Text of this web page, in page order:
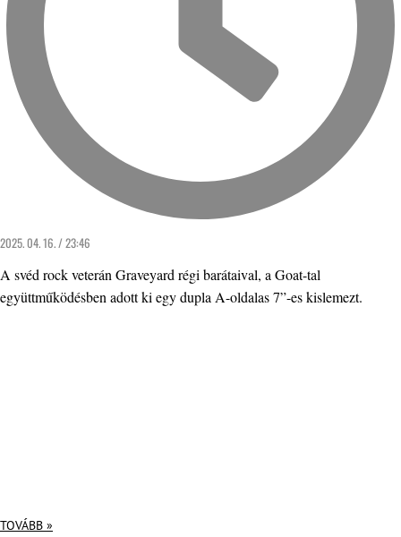
2025. 04. 16. / 23:46
A svéd rock veterán Graveyard régi barátaival, a Goat-tal
együttműködésben adott ki egy dupla A-oldalas 7”-es kislemezt.
TOVÁBB »